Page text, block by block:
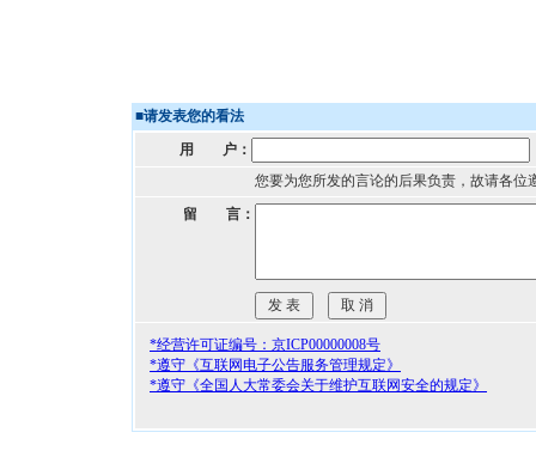
■请发表您的看法
用 户：
您要为您所发的言论的后果负责，故请各位
留 言：
*经营许可证编号：京ICP00000008号
*遵守《互联网电子公告服务管理规定》
*遵守《全国人大常委会关于维护互联网安全的规定》